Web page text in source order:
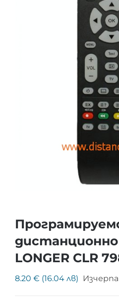
дистанционно
LONGER CLR
8.20 € (16.04 лв)